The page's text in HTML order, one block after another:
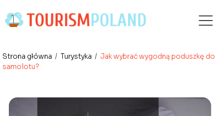
Strona główna / Turystyka / Jak wybrać wygodną poduszkę do
samolotu?